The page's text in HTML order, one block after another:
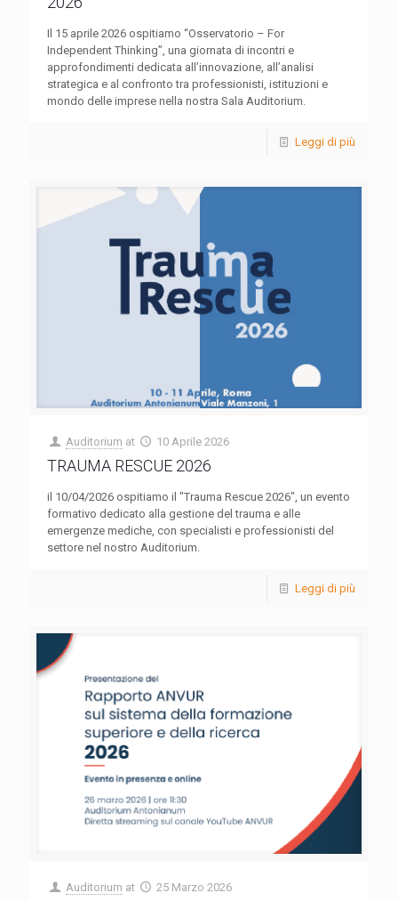
Il 15 aprile 2026 ospitiamo “Osservatorio – For
Independent Thinking”, una giornata di incontri e
approfondimenti dedicata all’innovazione, all’analisi
strategica e al confronto tra professionisti, istituzioni e
mondo delle imprese nella nostra Sala Auditorium.
Leggi di più
Auditorium at 10 Aprile 2026
TRAUMA RESCUE 2026
il 10/04/2026 ospitiamo il "Trauma Rescue 2026", un evento
formativo dedicato alla gestione del trauma e alle
emergenze mediche, con specialisti e professionisti del
settore nel nostro Auditorium.
Leggi di più
Auditorium at 25 Marzo 2026